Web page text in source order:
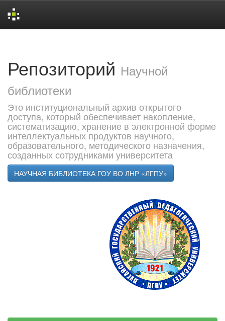
Репозиторий Научной
библиотеки
Это институциональный архив открытого
доступа, который обеспечивает накопление,
систематизацию, хранение в электронной форме
интеллектуальных продуктов научного,
образовательного, методического назначения,
созданных сотрудниками университета
НАУЧНАЯ БИБЛИОТЕКА ГОУ ВО ЛНР «ЛГПУ»